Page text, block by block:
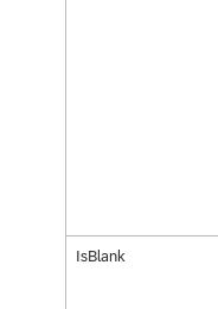
IsBlank